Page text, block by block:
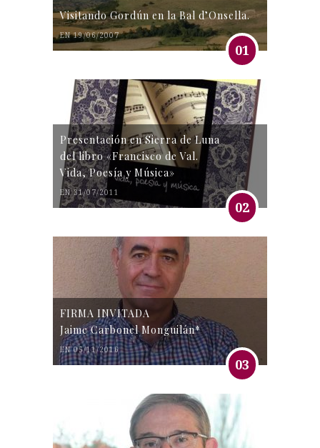
Visitando Gordún en la Bal d’Onsella.
EN 19/06/2007
01
Presentación en Sierra de Luna
del libro «Francisco de Val.
Vida, Poesía y Música»
EN 31/07/2011
02
FIRMA INVITADA
Jaime Carbonel Monguilán*
EN 05/11/2016
03